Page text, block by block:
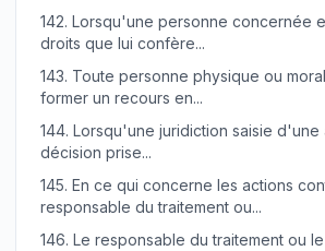
142. Lorsqu'une personne concernée
droits que lui confère...
143. Toute personne physique ou
former un recours en...
144. Lorsqu'une juridiction saisie d'une
décision prise...
145. En ce qui concerne les actions
responsable du traitement ou...
146. Le responsable du traitement ou